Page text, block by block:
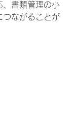
、書類管理の小
つながることが